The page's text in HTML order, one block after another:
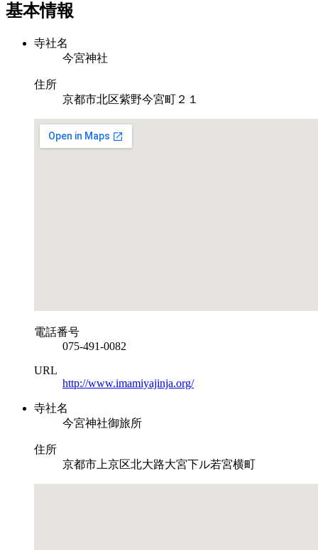
有
基本情報
寺社名
今宮神社
住所
京都市北区紫野今宮町２１
電話番号
075-491-0082
URL
http://www.imamiyajinja.org/
寺社名
今宮神社御旅所
住所
京都市上京区北大路大宮下ル若宮横町